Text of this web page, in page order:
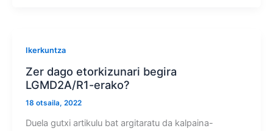
Ikerkuntza
Zer dago etorkizunari begira
LGMD2A/R1-erako?
18 otsaila, 2022
Duela gutxi artikulu bat argitaratu da kalpaina-